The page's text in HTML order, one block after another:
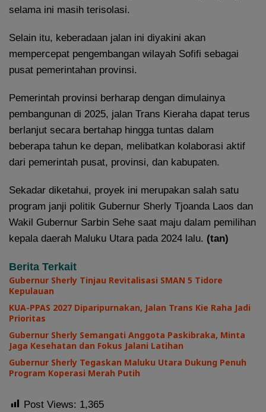
selama ini masih terisolasi.
Selain itu, keberadaan jalan ini diyakini akan
mempercepat pengembangan wilayah Sofifi sebagai
pusat pemerintahan provinsi.
Pemerintah provinsi berharap dengan dimulainya
pembangunan di 2025, jalan Trans Kieraha dapat terus
berlanjut secara bertahap hingga tuntas dalam
beberapa tahun ke depan, melibatkan kolaborasi aktif
dari pemerintah pusat, provinsi, dan kabupaten.
Sekadar diketahui, proyek ini merupakan salah satu
program janji politik Gubernur Sherly Tjoanda Laos dan
Wakil Gubernur Sarbin Sehe saat maju dalam pemilihan
kepala daerah Maluku Utara pada 2024 lalu. (tan)
Berita Terkait
Gubernur Sherly Tinjau Revitalisasi SMAN 5 Tidore
Kepulauan
KUA-PPAS 2027 Diparipurnakan, Jalan Trans Kie Raha Jadi
Prioritas
Gubernur Sherly Semangati Anggota Paskibraka, Minta
Jaga Kesehatan dan Fokus Jalani Latihan
Gubernur Sherly Tegaskan Maluku Utara Dukung Penuh
Program Koperasi Merah Putih
Post Views: 1,365